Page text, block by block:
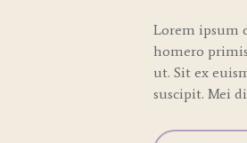
Lorem ipsum
homero
ut. Sit ex
suscipit. Mei